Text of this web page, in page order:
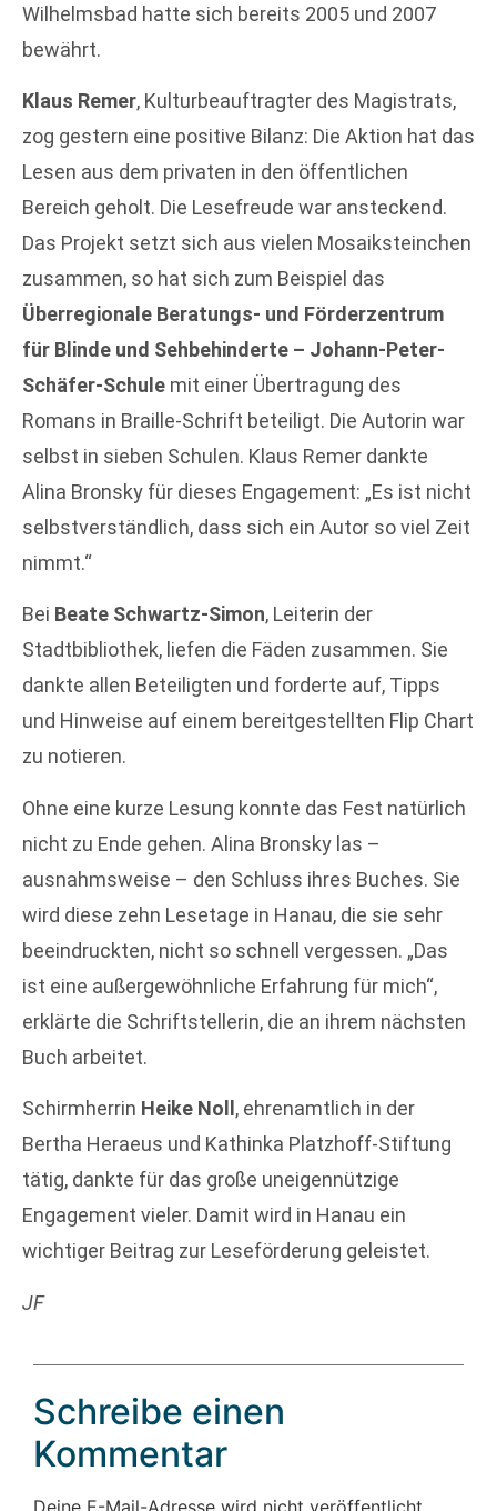
Wilhelmsbad hatte sich bereits 2005 und 2007
bewährt.
Klaus Remer, Kulturbeauftragter des Magistrats,
zog gestern eine positive Bilanz: Die Aktion hat das
Lesen aus dem privaten in den öffentlichen
Bereich geholt. Die Lesefreude war ansteckend.
Das Projekt setzt sich aus vielen Mosaiksteinchen
zusammen, so hat sich zum Beispiel das
Überregionale Beratungs- und Förderzentrum
für Blinde und Sehbehinderte – Johann-Peter-
Schäfer-Schule mit einer Übertragung des
Romans in Braille-Schrift beteiligt. Die Autorin war
selbst in sieben Schulen. Klaus Remer dankte
Alina Bronsky für dieses Engagement: „Es ist nicht
selbstverständlich, dass sich ein Autor so viel Zeit
nimmt.“
Bei Beate Schwartz-Simon, Leiterin der
Stadtbibliothek, liefen die Fäden zusammen. Sie
dankte allen Beteiligten und forderte auf, Tipps
und Hinweise auf einem bereitgestellten Flip Chart
zu notieren.
Ohne eine kurze Lesung konnte das Fest natürlich
nicht zu Ende gehen. Alina Bronsky las –
ausnahmsweise – den Schluss ihres Buches. Sie
wird diese zehn Lesetage in Hanau, die sie sehr
beeindruckten, nicht so schnell vergessen. „Das
ist eine außergewöhnliche Erfahrung für mich“,
erklärte die Schriftstellerin, die an ihrem nächsten
Buch arbeitet.
Schirmherrin Heike Noll , ehrenamtlich in der
Bertha Heraeus und Kathinka Platzhoff-Stiftung
tätig, dankte für das große uneigennützige
Engagement vieler. Damit wird in Hanau ein
wichtiger Beitrag zur Leseförderung geleistet.
JF
Schreibe einen
Kommentar
Deine E-Mail-Adresse wird nicht veröffentlicht.